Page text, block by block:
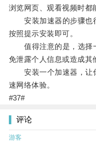
浏览网页、观看视频时都
安装加速器的步骤也很
按照提示安装即可。
值得注意的是，选择
免泄露个人信息或造成其
安装一个加速器，让
速网络体验。
#37#
评论
游客